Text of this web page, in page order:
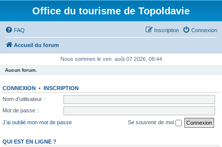
Office du tourisme de Topoldavie
FAQ Connexion
Inscription
Accueil du forum
Nous sommes le ven. août 07 2026, 08:44
Aucun forum.
CONNEXION • INSCRIPTION
Nom d’utilisateur :
Mot de passe :
J’ai oublié mon mot de passe
Se souvenir de moi
QUI EST EN LIGNE ?